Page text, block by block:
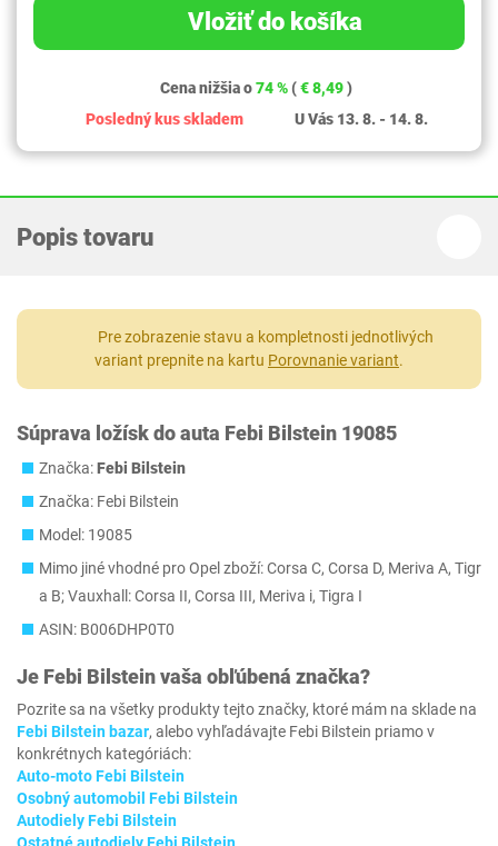
Vložiť do košíka
Cena nižšia o74 % (€ 8,49)
Posledný kus skladem
U Vás 13. 8. - 14. 8.
Popis tovaru
Pre zobrazenie stavu a kompletnosti jednotlivých
variant prepnite na kartu Porovnanie variant.
Súprava ložísk do auta Febi Bilstein 19085
Značka:Febi Bilstein
Značka: Febi Bilstein
Model: 19085
Mimo jiné vhodné pro Opel zboží: Corsa C, Corsa D, Meriva A, Tigr
a B; Vauxhall: Corsa II, Corsa III, Meriva i, Tigra I
ASIN: B006DHP0T0
Je Febi Bilsteinvaša obľúbená značka?
Pozrite sa na všetky produkty tejto značky, ktoré mám na sklade na
Febi Bilstein bazar, alebo vyhľadávajte Febi Bilstein priamo v
konkrétnych kategóriách:
Auto-moto Febi Bilstein
Osobný automobil Febi Bilstein
Autodiely Febi Bilstein